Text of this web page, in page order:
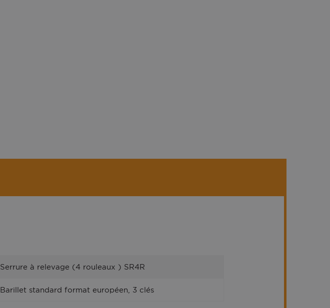
Serrure à relevage (4 rouleaux ) SR4R
Barillet standard format européen, 3 clés